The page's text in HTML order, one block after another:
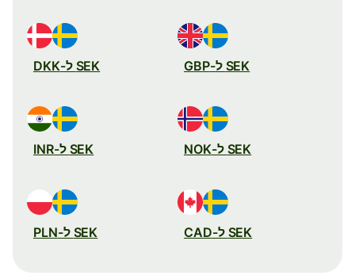
SEK ל-GBP SEK ל-DKK
SEK ל-NOK SEK ל-INR
SEK ל-CAD SEK ל-PLN